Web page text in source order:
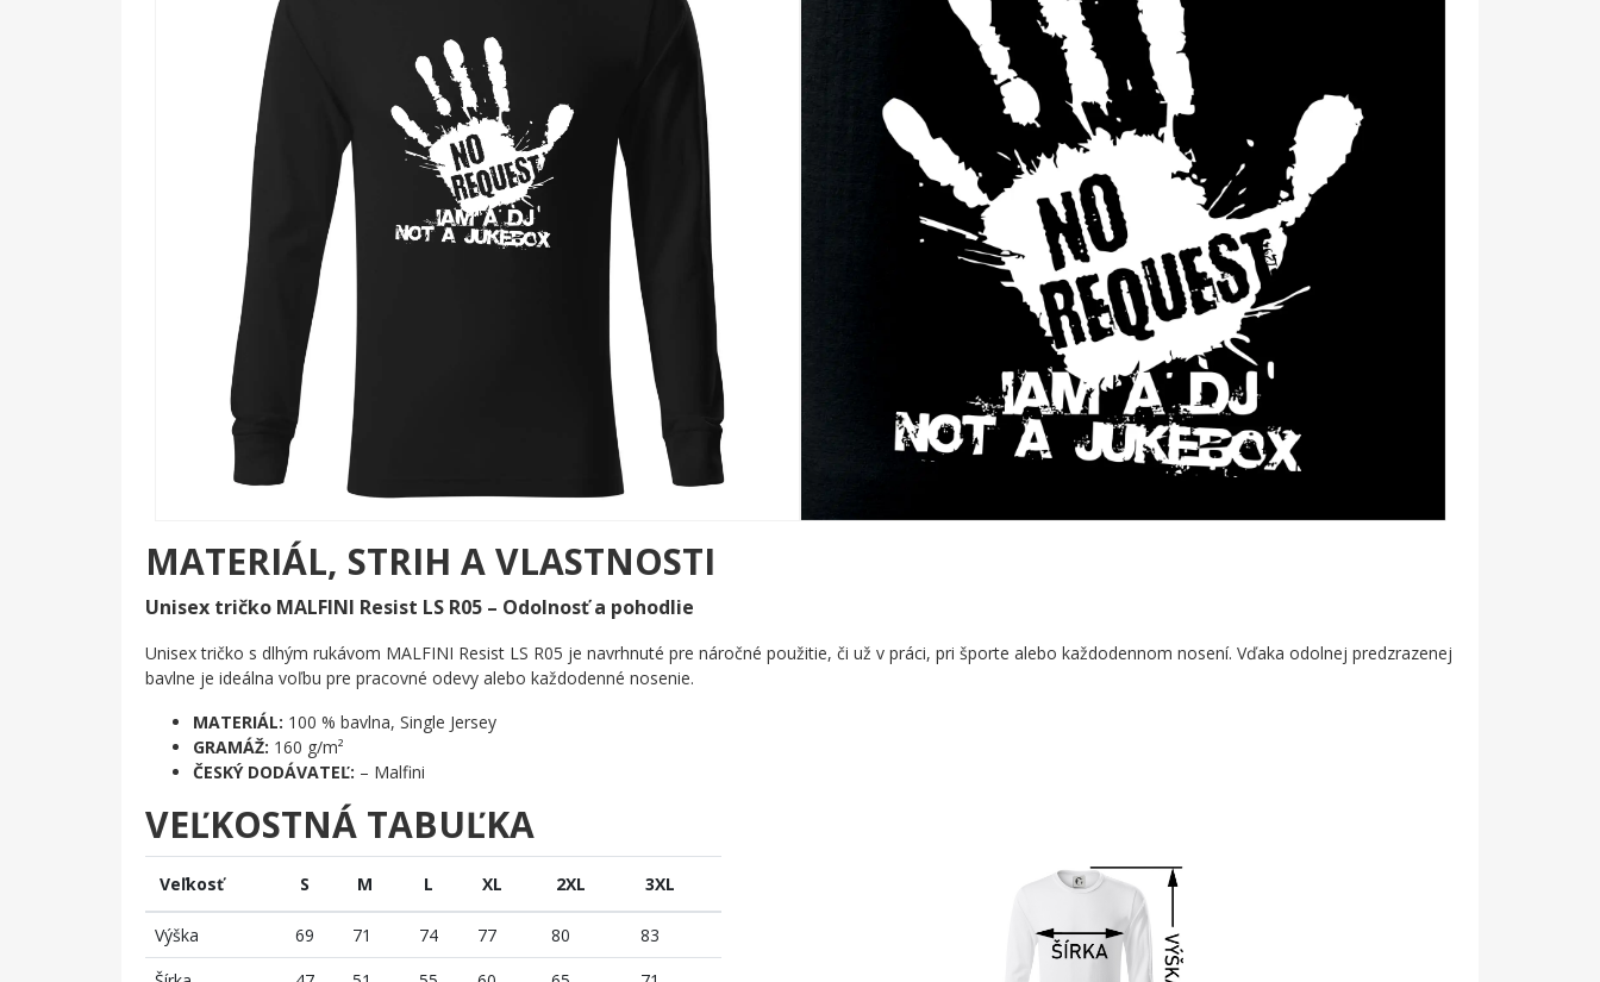
💪 Každému, kto chce okoliu jasne ukázať, kto tu má posledné slovo
Nechaj odtlačok ruky hovoriť za teba. Objednaj si tento motív ešte dnes a daj svetu vedieť, že za pultem rozhoduješ ty!
MATERIÁL, STRIH A VLASTNOSTI
Unisex tričko MALFINI Resist LS R05 – Odolnosť a pohodlie
Unisex tričko s dlhým rukávom MALFINI Resist LS R05 je navrhnuté pre náročné použitie, či už v práci, pri športe alebo každodennom nosení. Vďaka odolnej predzrazenej
bavlne je ideálna voľbu pre pracovné odevy alebo každodenné nosenie.
MATERIÁL: 100 % bavlna, Single Jersey
GRAMÁŽ: 160 g/m²
ČESKÝ DODÁVATEĽ: – Malfini
VEĽKOSTNÁ TABUĽKA
Veľkosť S M L XL 2XL 3XL
Výška 69 71 74 77 80
83